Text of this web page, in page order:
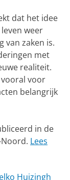
dat het idee
weer
van zaken is.
met
realiteit.
voor
belangrijk
in de
Lees
Huizingh